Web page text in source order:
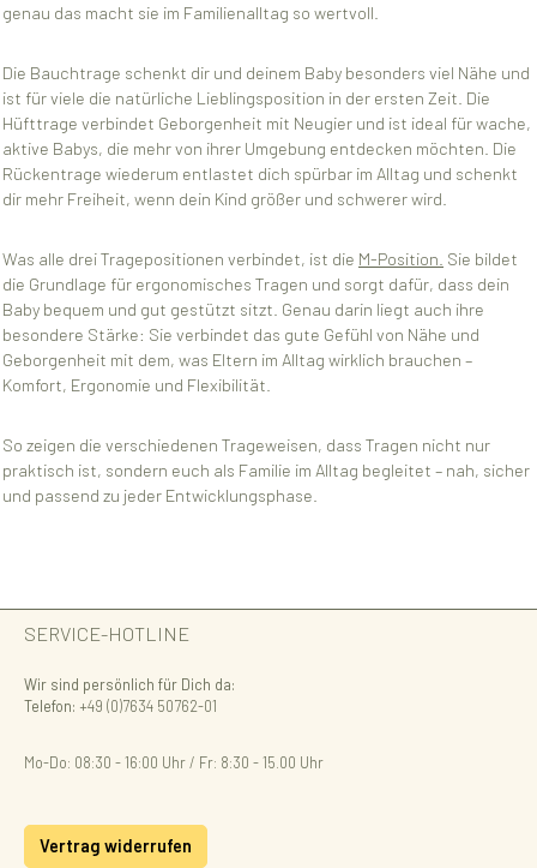
genau das macht sie im Familienalltag so wertvoll.
Die Bauchtrage schenkt dir und deinem Baby besonders viel Nähe und
ist für viele die natürliche Lieblingsposition in der ersten Zeit. Die
Hüfttrage verbindet Geborgenheit mit Neugier und ist ideal für wache,
aktive Babys, die mehr von ihrer Umgebung entdecken möchten. Die
Rückentrage wiederum entlastet dich spürbar im Alltag und schenkt
dir mehr Freiheit, wenn dein Kind größer und schwerer wird.
Was alle drei Tragepositionen verbindet, ist die M-Position. Sie bildet
die Grundlage für ergonomisches Tragen und sorgt dafür, dass dein
Baby bequem und gut gestützt sitzt. Genau darin liegt auch ihre
besondere Stärke: Sie verbindet das gute Gefühl von Nähe und
Geborgenheit mit dem, was Eltern im Alltag wirklich brauchen –
Komfort, Ergonomie und Flexibilität.
So zeigen die verschiedenen Trageweisen, dass Tragen nicht nur
praktisch ist, sondern euch als Familie im Alltag begleitet – nah, sicher
und passend zu jeder Entwicklungsphase.
SERVICE-HOTLINE
Wir sind persönlich für Dich da:
Telefon: +49 (0)7634 50762-01
Mo-Do: 08:30 - 16:00 Uhr / Fr: 8:30 - 15.00 Uhr
Vertrag widerrufen